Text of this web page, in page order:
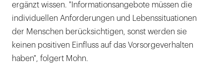
ergänzt wissen. "Informationsangebote müssen die
individuellen Anforderungen und Lebenssituationen
der Menschen berücksichtigen, sonst werden sie
keinen positiven Einfluss auf das Vorsorgeverhalten
haben", folgert Mohn.